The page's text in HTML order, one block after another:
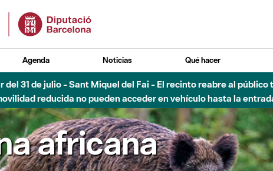
Agenda Noticias Qué hacer
del 31 de julio - Sant Miquel del Fai - El recinto reabre al
reducida no pueden acceder en vehículo hasta la
africana